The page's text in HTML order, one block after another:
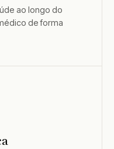
ao longo do
de forma